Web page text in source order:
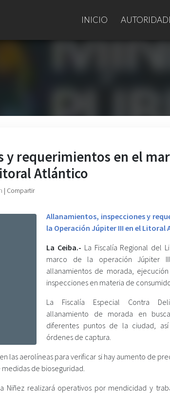
INICIO
y requerimientos en el
Atlántico
| Compartir
Allanamientos, inspecciones y
la Operación Júpiter III en el Litoral
La Ceiba.- La Fiscalía Regional del
marco de la operación Júpiter
allanamientos de morada,
inspecciones en materia de
La Fiscalía Especial Contra
allanamiento de morada en
diferentes puntos de la ciudad,
órdenes de captura.
las aerolíneas para verificar si hay aumento de
de bioseguridad.
Niñez realizará operativos por mendicidad y